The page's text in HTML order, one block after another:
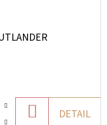
DETAIL